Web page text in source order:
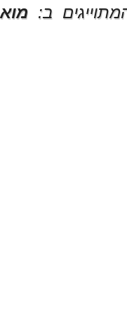
ב: